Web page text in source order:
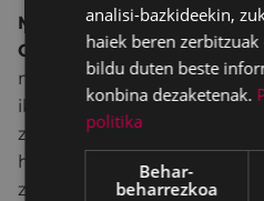
Madrilgo erkidegoko
Orkestra, instrumentu jole
mailako kalitate tekniko
ikasketa profesionala
zen. Egitasmo pedagogiko
honakoak proposatzen
zentroetako musika
analisi-bazkideekin,
haiek beren
bildu duten beste
konbina dezaketenak.
politika
Behar-
beharrezkoa